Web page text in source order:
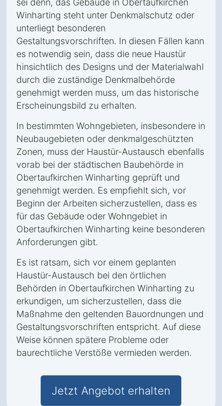
sei denn, das Gebäude in Obertaufkirchen
Winharting steht unter Denkmalschutz oder
unterliegt besonderen
Gestaltungsvorschriften. In diesen Fällen kann
es notwendig sein, dass die neue Haustür
hinsichtlich des Designs und der Materialwahl
durch die zuständige Denkmalbehörde
genehmigt werden muss, um das historische
Erscheinungsbild zu erhalten.
In bestimmten Wohngebieten, insbesondere in
Neubaugebieten oder denkmalgeschützten
Zonen, muss der Haustür-Austausch ebenfalls
vorab bei der städtischen Baubehörde in
Obertaufkirchen Winharting geprüft und
genehmigt werden. Es empfiehlt sich, vor
Beginn der Arbeiten sicherzustellen, dass es
für das Gebäude oder Wohngebiet in
Obertaufkirchen Winharting keine besonderen
Anforderungen gibt.
Es ist ratsam, sich vor einem geplanten
Haustür-Austausch bei den örtlichen
Behörden in Obertaufkirchen Winharting zu
erkundigen, um sicherzustellen, dass die
Maßnahme den geltenden Bauordnungen und
Gestaltungsvorschriften entspricht. Auf diese
Weise können spätere Probleme oder
baurechtliche Verstöße vermieden werden.
Jetzt Angebot erhalten